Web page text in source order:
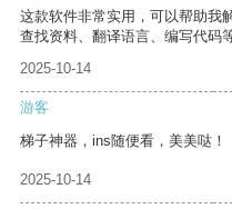
这款软件非常实用，可以帮助我
查找资料、翻译语言、编写代码等
2025-10-14
游客
梯子神器，ins随便看，美美哒！
2025-10-14